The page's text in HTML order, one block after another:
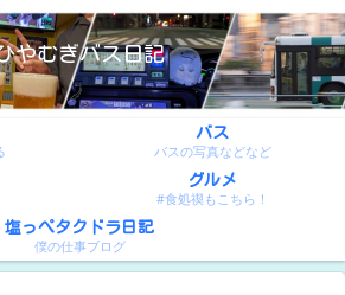
やむぎバス日記
バス
バスの写真などなど
グルメ
#食処禊もこちら！
塩っぺタクドラ日記
僕の仕事ブログ